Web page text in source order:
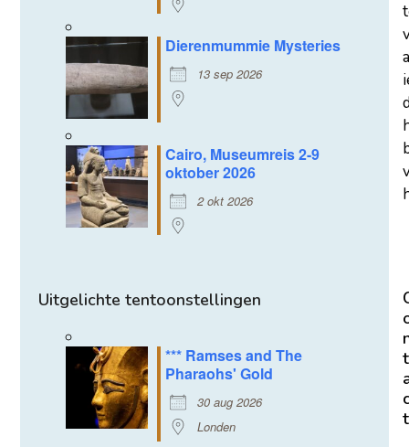
Dierenmummie Mysteries
13 sep 2026
Cairo, Museumreis 2-9
oktober 2026
2 okt 2026
Uitgelichte tentoonstellingen
*** Ramses and The
Pharaohs' Gold
30 aug 2026
Londen
t
t